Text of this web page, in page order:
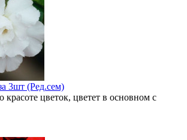
3шт (Ред.сем)
красоте цветок, цветет в основном с